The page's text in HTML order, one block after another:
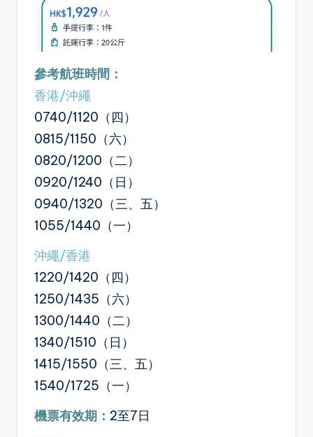
參考航班時間 ：
香港/沖繩
0740/1120（四）
0815/1150（六）
0820/1200（二）
0920/1240（日）
0940/1320（三、五）
1055/1440（一）
沖繩/香港
1220/1420（四）
1250/1435（六）
1300/1440（二）
1340/1510（日）
1415/1550（三、五）
1540/1725（一）
機票有效期 ： 2至7日